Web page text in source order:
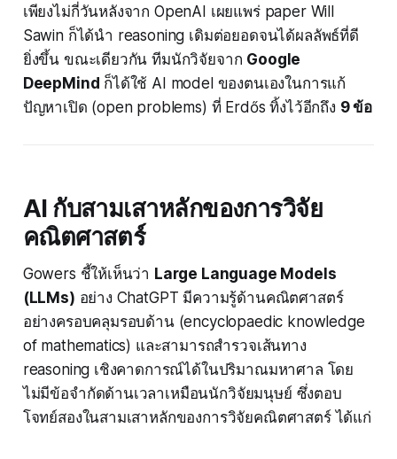
เพียงไม่กี่วันหลังจาก OpenAI เผยแพร่ paper Will
Sawin ก็ได้นำ reasoning เดิมต่อยอดจนได้ผลลัพธ์ที่ดี
ยิ่งขึ้น ขณะเดียวกัน ทีมนักวิจัยจาก Google
DeepMind ก็ได้ใช้ AI model ของตนเองในการแก้
ปัญหาเปิด (open problems) ที่ Erdős ทิ้งไว้อีกถึง 9 ข้อ
AI กับสามเสาหลักของการวิจัย
คณิตศาสตร์
Gowers ชี้ให้เห็นว่า Large Language Models
(LLMs) อย่าง ChatGPT มีความรู้ด้านคณิตศาสตร์
อย่างครอบคลุมรอบด้าน (encyclopaedic knowledge
of mathematics) และสามารถสำรวจเส้นทาง
reasoning เชิงคาดการณ์ได้ในปริมาณมหาศาล โดย
ไม่มีข้อจำกัดด้านเวลาเหมือนนักวิจัยมนุษย์ ซึ่งตอบ
โจทย์สองในสามเสาหลักของการวิจัยคณิตศาสตร์ ได้แก่